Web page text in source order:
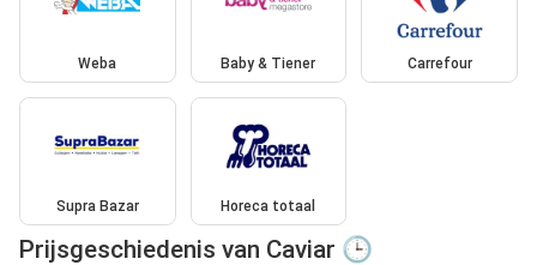
Weba Baby & Tiener Carrefour
Supra Bazar Horeca totaal
Prijsgeschiedenis van Caviar 🕒